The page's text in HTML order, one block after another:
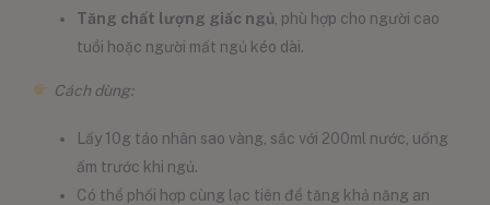
Tăng chất lượng giấc ngủ , phù hợp cho người cao
tuổi hoặc người mất ngủ kéo dài.
Cách dùng:
Lấy 10g táo nhân sao vàng, sắc với 200ml nước, uống
ấm trước khi ngủ.
Có thể phối hợp cùng lạc tiên để tăng khả năng an